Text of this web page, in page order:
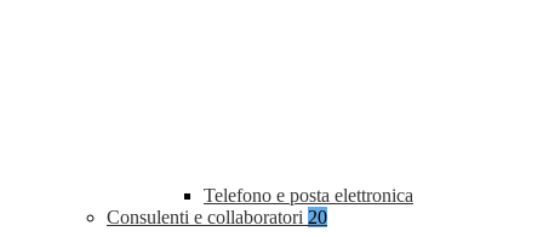
Telefono e posta elettronica
Consulenti e collaboratori 20